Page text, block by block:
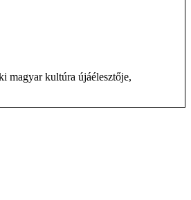
magyar kultúra újáélesztője,